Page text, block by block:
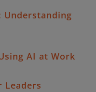
Understanding
AI at Work
Leaders